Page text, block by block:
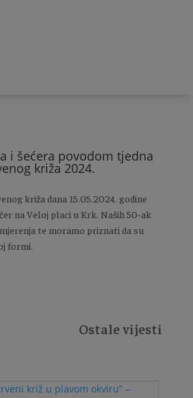
i šećera povodom tjedna
križa 2024.
križa dana 15.05.2024. godine
na Veloj placi u Krk. Naših 50-ak
te moramo priznati da su
formi.
Ostale vijesti